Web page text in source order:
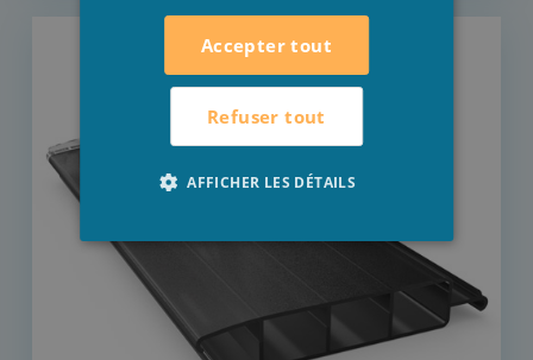
Accepter tout
Refuser tout
AFFICHER LES DÉTAILS